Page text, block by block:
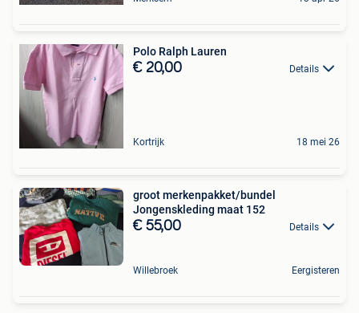
Polo Ralph Lauren
€ 20,00 Details
Kortrijk 18 mei 26
groot merkenpakket/bundel
Jongenskleding maat 152
€ 55,00 Details
Willebroek Eergisteren